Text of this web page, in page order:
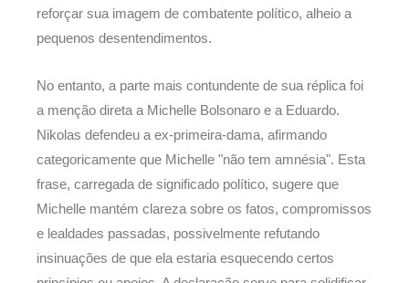
reforçar sua imagem de combatente político, alheio a
pequenos desentendimentos.
No entanto, a parte mais contundente de sua réplica foi
a menção direta a Michelle Bolsonaro e a Eduardo.
Nikolas defendeu a ex-primeira-dama, afirmando
categoricamente que Michelle "não tem amnésia". Esta
frase, carregada de significado político, sugere que
Michelle mantém clareza sobre os fatos, compromissos
e lealdades passadas, possivelmente refutando
insinuações de que ela estaria esquecendo certos